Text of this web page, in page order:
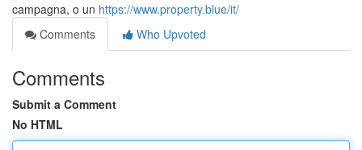
campagna, o un https://www.property.blue/it/
Comments
Who Upvoted
Comments
Submit a Comment
No HTML